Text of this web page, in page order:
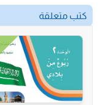
كتب متعلقة